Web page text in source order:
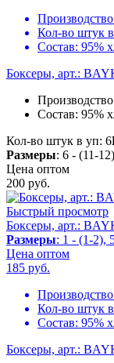
Кол-во штук
Состав: 95%
Боксеры, арт.:
Состав: 95%
Кол-во штук в уп: 6
Размеры: 6 - (11-
Цена оптом
200 руб.
Быстрый просмотр
Боксеры, арт.:
Размеры: 1 - (1-2),
Цена оптом
185 руб.
Кол-во штук
Состав: 95%
Боксеры, арт.: